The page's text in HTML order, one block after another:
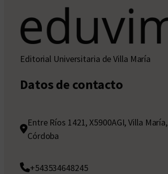
Editorial Universitaria de Villa María
Datos de contacto
Entre Ríos 1421, X5900AGI, Villa María,
Córdoba
+543534648245